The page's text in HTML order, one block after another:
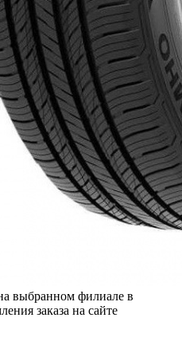
выбранном филиале в
заказа на сайте